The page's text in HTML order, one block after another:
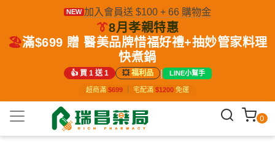
NEW 加入會員送 $100 + 66 購物金
👔8月孝親特惠
🏖️滿$699 贈 醫美品牌惜福好禮+抽妙管家料理
快煮鍋
👍 買 1 送 1 💥福利品 | LINE小幫手
超商滿 $699 宅配滿 $1200 免運
0